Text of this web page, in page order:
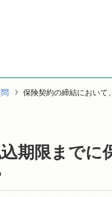
保険契約の締結において
期限までに